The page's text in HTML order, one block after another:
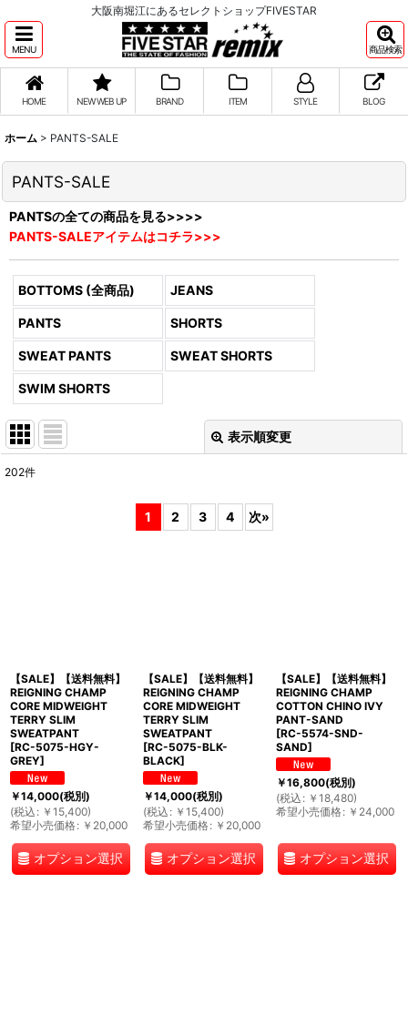
大阪南堀江にあるセレクトショップFIVESTAR
MENU 商品検索
HOME NEW WEB UP BRAND ITEM STYLE BLOG
ホーム > PANTS-SALE
PANTS-SALE
PANTSの全ての商品を見る>>>>
PANTS-SALEアイテムはコチラ>>>
BOTTOMS (全商品) JEANS
PANTS SHORTS
SWEAT PANTS SWEAT SHORTS
SWIM SHORTS
表示順変更
202件
1 2 3 4 次»
【SALE】【送料無料】
REIGNING CHAMP
CORE MIDWEIGHT
TERRY SLIM
SWEATPANT
[RC-5075-HGY-
GREY]
￥14,000(税別)
(税込 : ￥ 15,400)
希望小売価格: ￥ 20,000
オプション選択
【SALE】【送料無料】
REIGNING CHAMP
CORE MIDWEIGHT
TERRY SLIM
SWEATPANT
[RC-5075-BLK-
BLACK]
￥14,000(税別)
(税込 : ￥ 15,400)
希望小売価格: ￥ 20,000
オプション選択
【SALE】【送料無料】
REIGNING CHAMP
COTTON CHINO IVY
PANT-SAND
[RC-5574-SND-
SAND]
￥16,800(税別)
(税込 : ￥ 18,480)
希望小売価格: ￥ 24,000
オプション選択